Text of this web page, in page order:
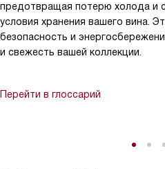
предотвращая потерю холода и
условия хранения вашего вина.
безопасность и
и свежесть вашей коллекции.
Перейти в глоссарий